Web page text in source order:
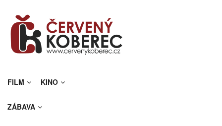
FILM KINO
ZÁBAVA